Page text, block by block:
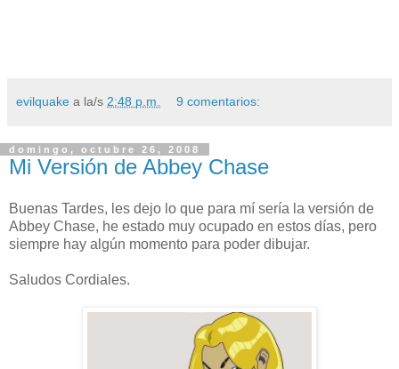
evilquake a la/s 2:48 p.m. 9 comentarios:
domingo, octubre 26, 2008
Mi Versión de Abbey Chase
Buenas Tardes, les dejo lo que para mí sería la versión de
Abbey Chase, he estado muy ocupado en estos días, pero
siempre hay algún momento para poder dibujar.
Saludos Cordiales.